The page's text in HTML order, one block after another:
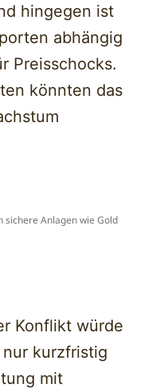
hingegen ist
abhängig
Preisschocks.
könnten das
sichere Anlagen wie Gold
Konflikt würde
kurzfristig
mit